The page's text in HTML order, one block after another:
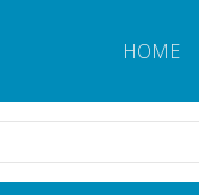
HOME